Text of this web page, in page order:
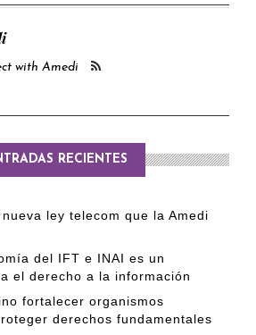
with Amedi
RECIENTES
ley telecom que la Amedi
del IFT e INAI es un
el derecho a la información
fortalecer organismos
derechos fundamentales